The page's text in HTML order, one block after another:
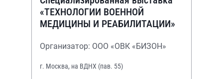
«ТЕХНОЛОГИИ ВОЕННОЙ
МЕДИЦИНЫ И РЕАБИЛИТАЦИИ»
Организатор: ООО «ОВК «БИЗОН»
г. Москва, на ВДНХ (пав. 55)